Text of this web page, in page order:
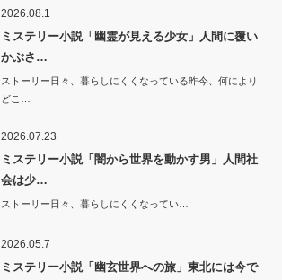
2026.08.1
ミステリー小説「幽霊が見える少女」人間に覆い
かぶさ…
ストーリー日々、暮らしにくくなっている昨今、何により
どこ…
2026.07.23
ミステリー小説「闇から世界を動かす男」人間社
会は少…
ストーリー日々、暮らしにくくなってい…
2026.05.7
ミステリー小説「幽玄世界への旅」東北には今で